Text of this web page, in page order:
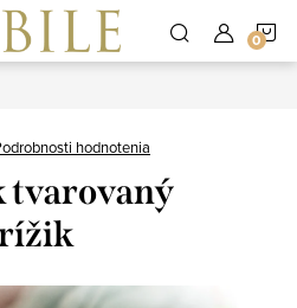
hodnotenia
tvarovaný